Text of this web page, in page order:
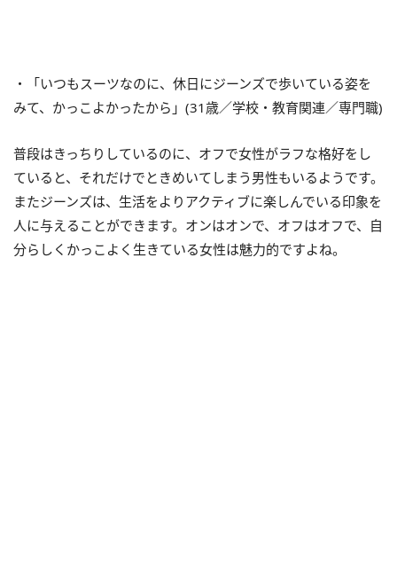
・「いつもスーツなのに、休日にジーンズで歩いている姿を
みて、かっこよかったから」(31歳／学校・教育関連／専門職)
普段はきっちりしているのに、オフで女性がラフな格好をし
ていると、それだけでときめいてしまう男性もいるようです。
またジーンズは、生活をよりアクティブに楽しんでいる印象を
人に与えることができます。オンはオンで、オフはオフで、自
分らしくかっこよく生きている女性は魅力的ですよね。